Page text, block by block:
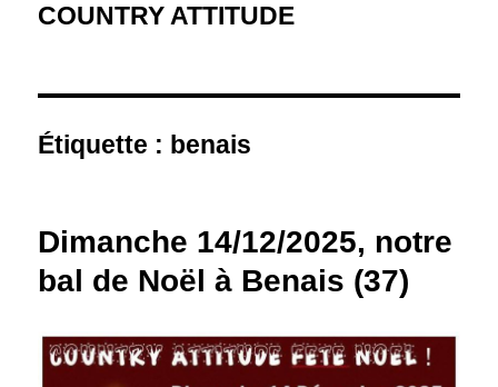
COUNTRY ATTITUDE
Étiquette : benais
Dimanche 14/12/2025, notre
bal de Noël à Benais (37)